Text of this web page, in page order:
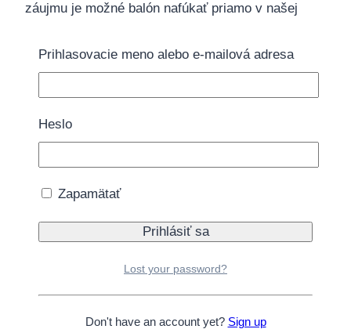
záujmu je možné balón nafúkať priamo v našej
Tovar momentálne nie je na sklade.
Ďalšie informácie
Prihlasovacie meno alebo e-mailová adresa
Heslo
Zapamätať
Lost your password?
Don't have an account yet? Sign up